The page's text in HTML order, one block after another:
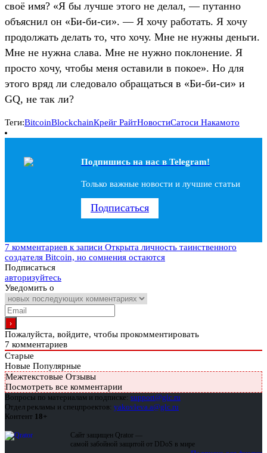
своё имя? «Я бы лучше этого не делал, — путанно
объяснил он «Би-би-си». — Я хочу работать. Я хочу
продолжать делать то, что хочу. Мне не нужны деньги.
Мне не нужна слава. Мне не нужно поклонение. Я
просто хочу, чтобы меня оставили в покое». Но для
этого вряд ли следовало обращаться в «Би-би-си» и
GQ, не так ли?
Теги:BitcoinBlockchainКрейг РайтНовостиСатоси Накамото
Подпишись на наc в Telegram!
Только важные новости и лучшие статьи
Подписаться
7 комментариев к записи Открыта личность таинственного
создателя Bitcoin, но сомнения остаются
Подписаться
авторизуйтесь
Уведомить о
Пожалуйста, войдите, чтобы прокомментировать
7 комментариев
Старые
Новые Популярные
Межтекстовые Отзывы
Посмотреть все комментарии
Вопросы по материалам и подписке: support@glc.ru
Отдел рекламы и спецпроектов: yakovleva.a@glc.ru
Контент 18+
Сайт защищен Qrator —
самой забойной защитой от DDoS в мире